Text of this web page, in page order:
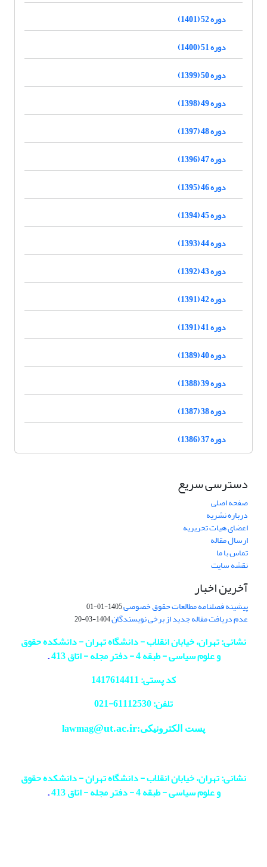
دوره 52 (1401)
دوره 51 (1400)
دوره 50 (1399)
دوره 49 (1398)
دوره 48 (1397)
دوره 47 (1396)
دوره 46 (1395)
دوره 45 (1394)
دوره 44 (1393)
دوره 43 (1392)
دوره 42 (1391)
دوره 41 (1391)
دوره 40 (1389)
دوره 39 (1388)
دوره 38 (1387)
دوره 37 (1386)
دسترسی سریع
صفحه اصلی
درباره نشریه
اعضای هیات تحریریه
ارسال مقاله
تماس با ما
نقشه سایت
آخرین اخبار
پیشینه فصلنامه مطالعات حقوق خصوصی1405-01-01
عدم دریافت مقاله جدید از برخی نویسندگان1404-03-20
نشانی: تهران، خیابان انقلاب - دانشگاه تهران - دانشکده حقوق
و علوم سیاسی - طبقه 4 - دفتر مجله - اتاق 413
.
کد پستی: 1417614411
تلفن: 61112530-
021
پست الکترونیکی:lawmag@ut.ac.ir
نشانی: تهران، خیابان انقلاب - دانشگاه تهران - دانشکده حقوق
و علوم سیاسی - طبقه 4 - دفتر مجله - اتاق 413
.